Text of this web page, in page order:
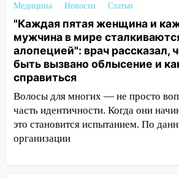
13:20
В Ульяновске за один
обокрали женщину на
подростка в сквере
13:01 В Димитровграде
выбросил из машины
гранату: его задержали
12:34 На Ульяновскую
надвигается сильнейшая
и шквал до 27 м/с
Ульяновец хотел
Медицина Новости Статьи
"Каждая пятая женщина и
мужчина в мире
алопецией": врач рассказал,
быть вызвано облысение и
справиться
Волосы для многих — не просто
часть идентичности. Когда они
это становится испытанием. По
организации